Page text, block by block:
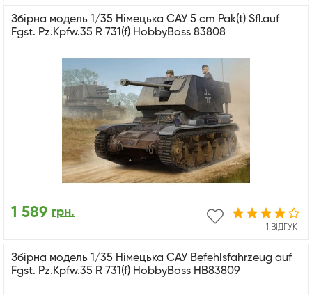
Збірна модель 1/35 Німецька САУ 5 cm Pak(t) Sfl.auf
Fgst. Pz.Kpfw.35 R 731(f) HobbyBoss 83808
1 ВІДГУК
1 589 грн.
Збірна модель 1/35 Німецька САУ Befehlsfahrzeug auf
Fgst. Pz.Kpfw.35 R 731(f) HobbyBoss HB83809